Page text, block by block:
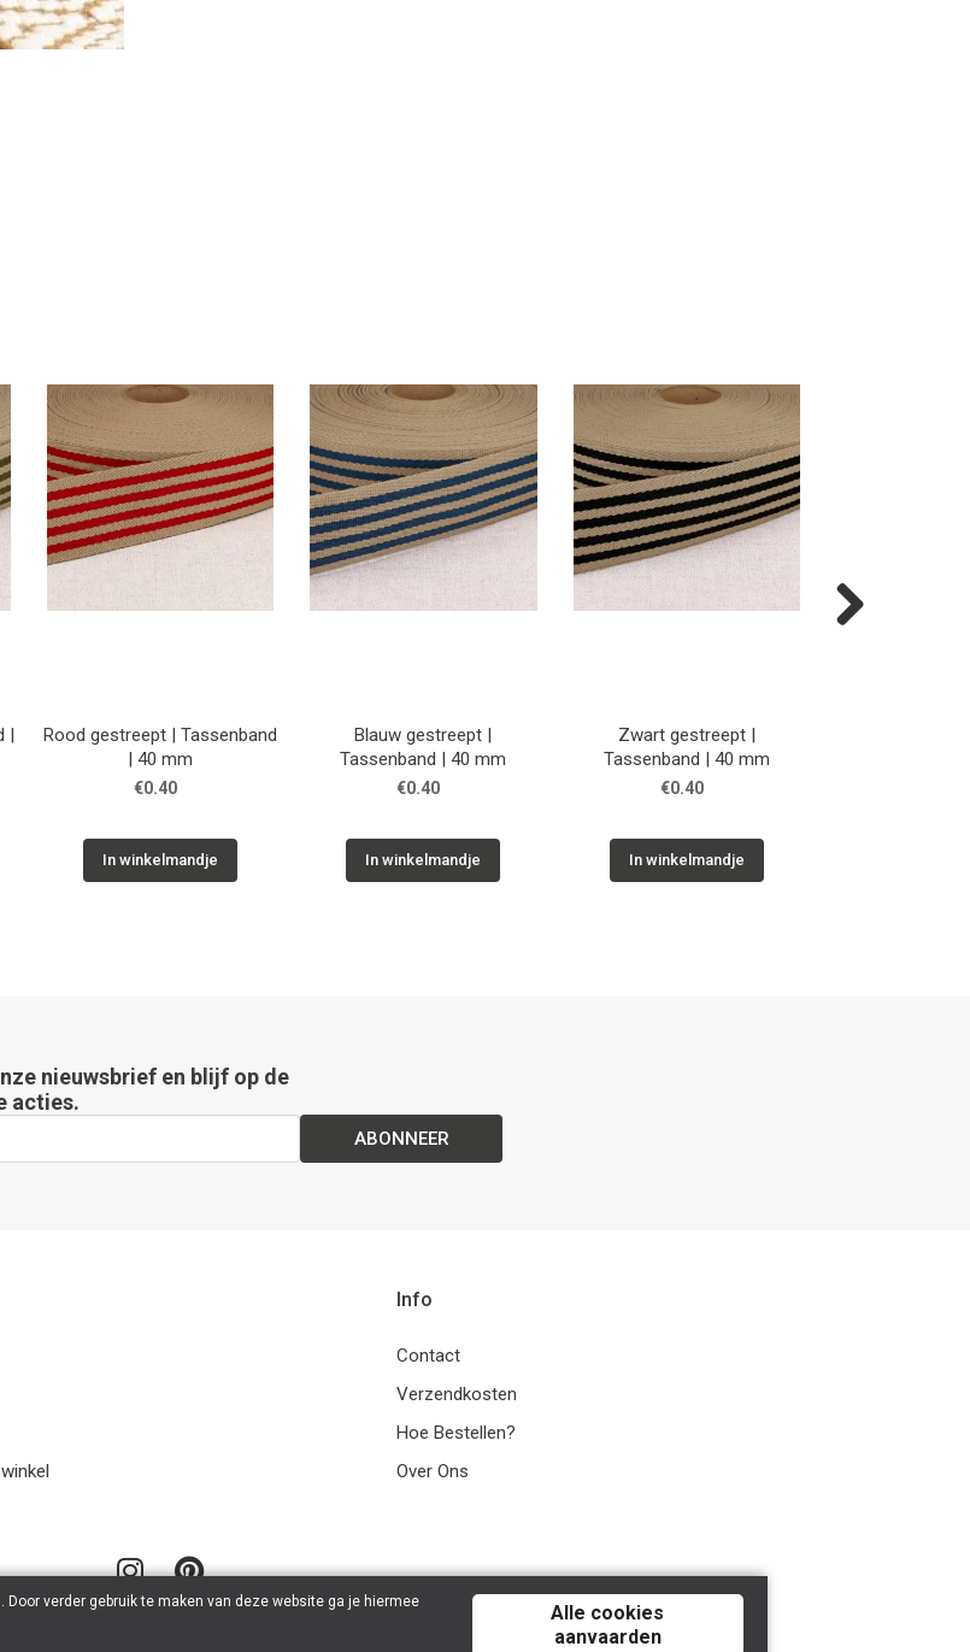
|
Rood gestreept | Tassenband
| 40 mm
€0.40
In winkelmandje
Blauw gestreept |
Tassenband | 40 mm
€0.40
In winkelmandje
Zwart gestreept |
Tassenband | 40 mm
€0.40
In winkelmandje
nieuwsbrief en blijf op de
acties.
ABONNEER
Info
Contact
Verzendkosten
Hoe Bestellen?
Over Ons
verder gebruik te maken van deze website ga je hiermee
Alle cookies
aanvaarden